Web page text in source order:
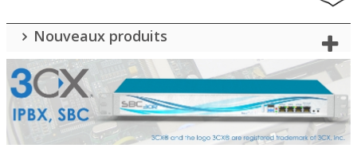
Nouveaux produits